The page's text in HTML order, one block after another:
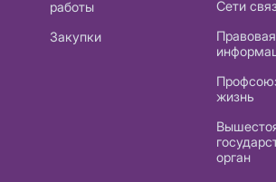
работы
Закупки
Сети
Правовая
жизнь
орган